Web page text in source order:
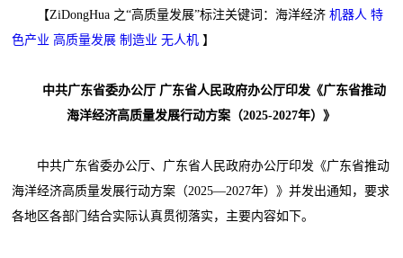
【ZiDongHua 之“高质量发展”标注关键词：海洋经济机器人 特
色产业 高质量发展 制造业 无人机 】
中共广东省委办公厅 广东省人民政府办公厅印发《广东省推动
海洋经济高质量发展行动方案（2025-2027年）》
中共广东省委办公厅、广东省人民政府办公厅印发《广东省推动
海洋经济高质量发展行动方案（2025—2027年）》并发出通知，要求
各地区各部门结合实际认真贯彻落实，主要内容如下。